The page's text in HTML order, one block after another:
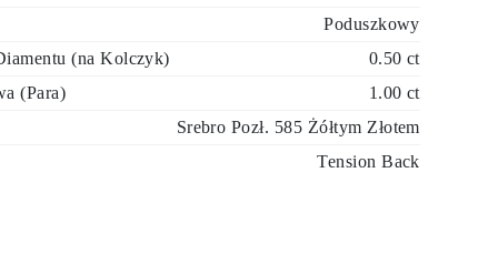
Poduszkowy
(na Kolczyk)
0.50 ct
(Para)
1.00 ct
Srebro Pozł. 585 Żółtym Złotem
Tension Back